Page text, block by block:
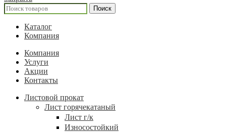
Поиск
Каталог
Компания
Компания
Услуги
Акции
Контакты
Листовой прокат
Лист горячекатаный
Лист г/к
Износостойкий